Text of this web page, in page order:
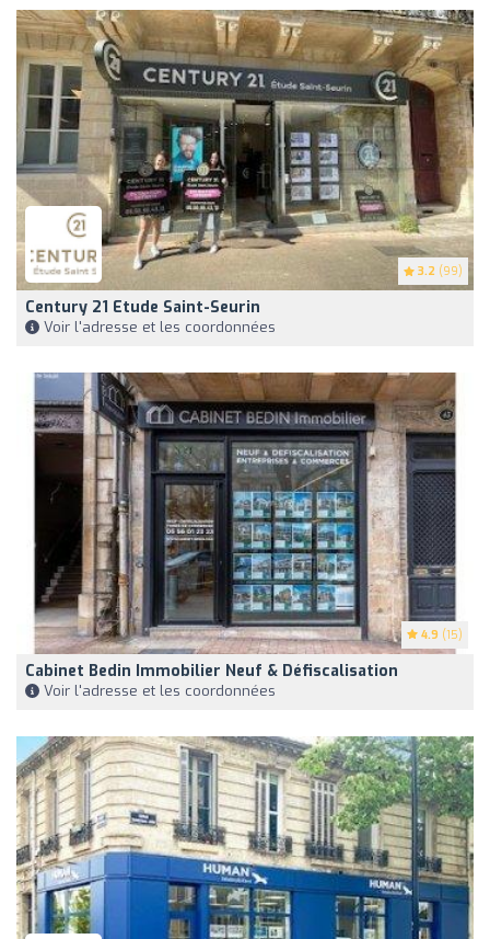
3.2 (99)
Century 21 Etude Saint-Seurin
Voir l'adresse et les coordonnées
4.9 (15)
Cabinet Bedin Immobilier Neuf & Défiscalisation
Voir l'adresse et les coordonnées